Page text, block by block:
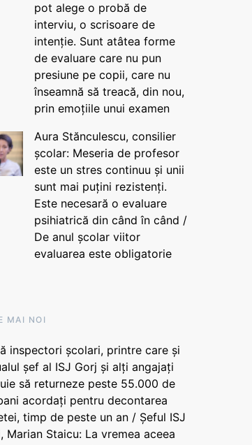
pot alege o probă de
interviu, o scrisoare de
intenție. Sunt atâtea forme
de evaluare care nu pun
presiune pe copii, care nu
înseamnă să treacă, din nou,
prin emoțiile unui examen
Aura Stănculescu, consilier
școlar: Meseria de profesor
este un stres continuu și unii
sunt mai puțini rezistenți.
Este necesară o evaluare
psihiatrică din când în când /
De anul școlar viitor
evaluarea este obligatorie
MAI NOI
inspectori școlari, printre care și
șef al ISJ Gorj și alți angajați
să returneze peste 55.000 de
acordați pentru decontarea
timp de peste un an / Șeful ISJ
Marian Staicu: La vremea aceea